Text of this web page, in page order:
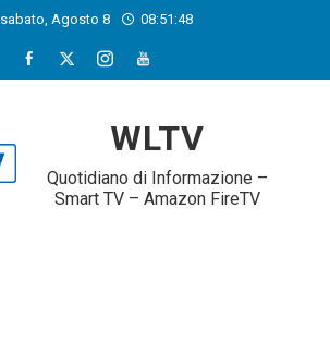
sabato, Agosto 8 08:51:49
WLTV
Quotidiano di Informazione –
Smart TV – Amazon FireTV